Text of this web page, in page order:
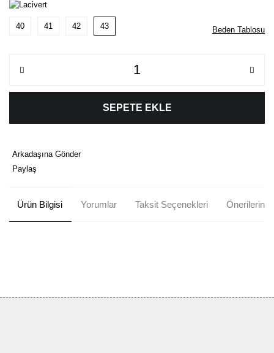
40 41 42 43 Beden Tablosu
SEPETE EKLE
Arkadaşına Gönder
Paylaş
Ürün Bilgisi Yorumlar Taksit Seçenekleri Önerileriniz